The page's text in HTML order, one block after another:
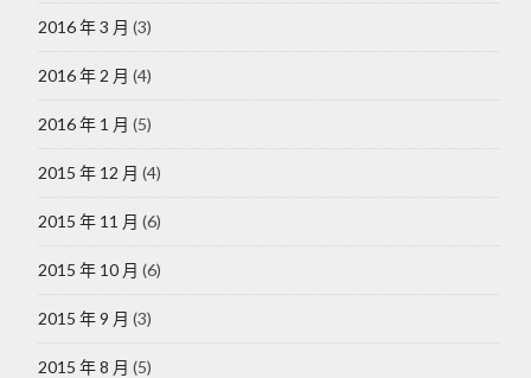
2016 年 3 月 (3)
2016 年 2 月 (4)
2016 年 1 月 (5)
2015 年 12 月 (4)
2015 年 11 月 (6)
2015 年 10 月 (6)
2015 年 9 月 (3)
2015 年 8 月 (5)